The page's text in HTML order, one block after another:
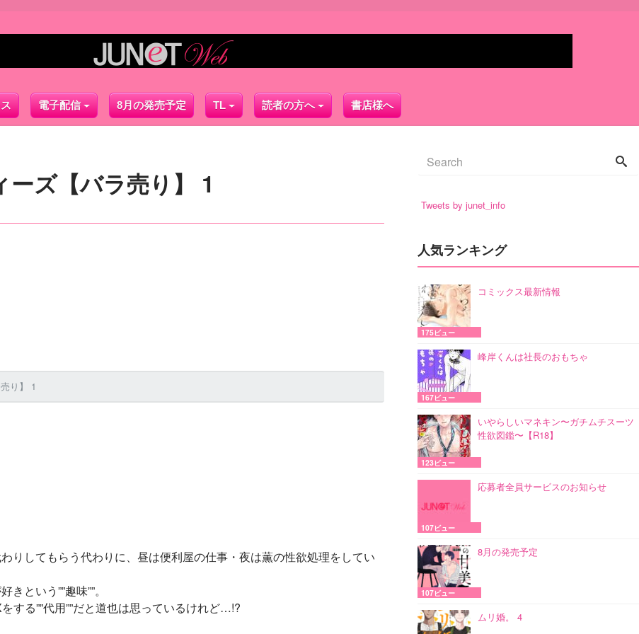
電子配信 8月の発売予定 TL 読者の方へ 書店様へ
ーズ【バラ売り】 1
り】 1
りしてもらう代わりに、昼は便利屋の仕事・夜は薫の性欲処理をしてい
という””趣味””。
する””代用””だと道也は思っているけれど…!?
Tweets by junet_info
人気ランキング
コミックス最新情報
175ビュー
峰岸くんは社長のおもちゃ
167ビュー
いやらしいマネキン〜ガチムチスーツ
性欲図鑑〜【R18】
123ビュー
応募者全員サービスのお知らせ
107ビュー
8月の発売予定
107ビュー
ムリ婚。 4